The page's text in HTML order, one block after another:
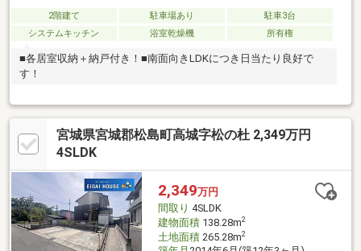
2階建て 駐車場あり
駐車3台
システムキッチン
浴室乾燥機 所有権
■各居室収納＋納戸付き！■南面向きLDKにつき日当たり良好で
す！
宮城県宮城郡松島町高城字松の杜 2,349万円
4SLDK
2,349万円
間取り 4SLDK
建物面積138.28m2
土地面積265.28m2